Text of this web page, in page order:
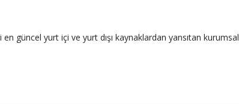
güncel yurt içi ve yurt dışı kaynaklardan yansıtan kurumsal